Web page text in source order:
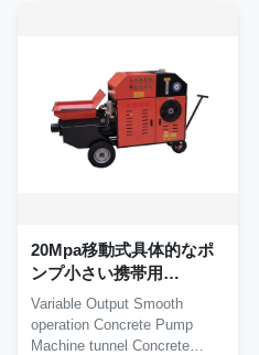
20Mpa移動式具体的なポ
ンプ小さい携帯用
Pumpcreteの可変的な出
力
Variable Output Smooth
operation Concrete Pump
Machine tunnel Concrete